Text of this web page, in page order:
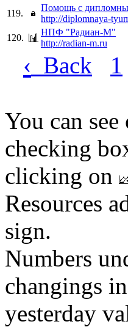
119.
Помощь с
http://diplomnaya-
120.
НПФ "Радиан-М"
http://radian-m.ru
‹ Back 1
You can
checking
clicking on
Resources
sign.
Numbers
changings
yesterday